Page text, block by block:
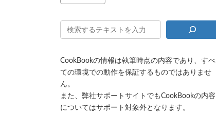
CookBookの情報は執筆時点の内容であり、すべ
ての環境での動作を保証するものではありませ
ん。
また、弊社サポートサイトでもCookBookの内容
についてはサポート対象外となります。